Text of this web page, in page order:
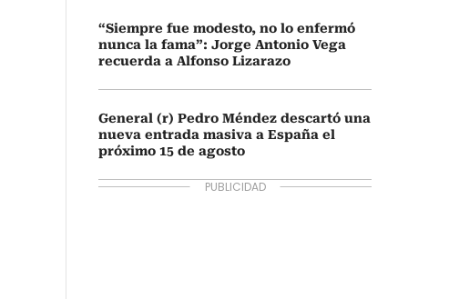
“Siempre fue modesto, no lo enfermó
nunca la fama”: Jorge Antonio Vega
recuerda a Alfonso Lizarazo
General (r) Pedro Méndez descartó una
nueva entrada masiva a España el
próximo 15 de agosto